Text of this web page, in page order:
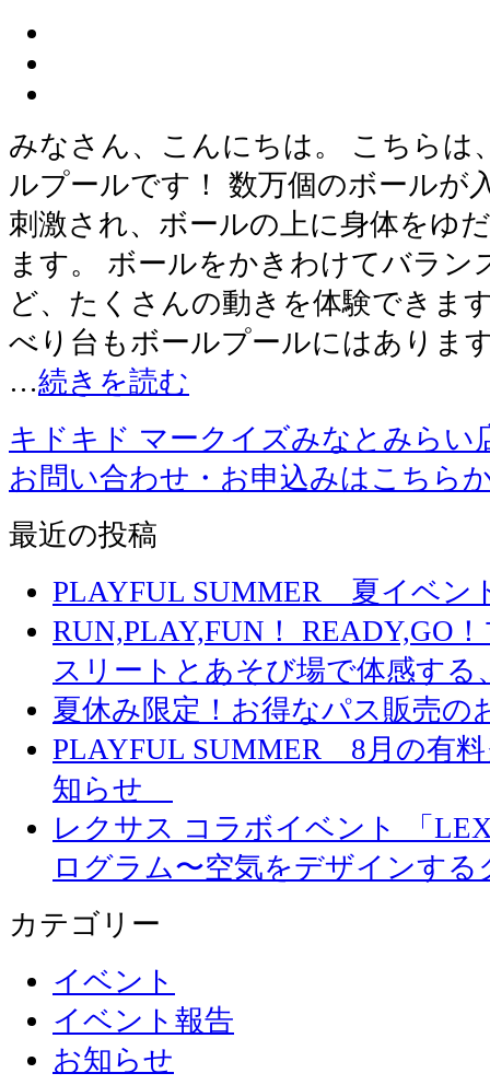
みなさん、こんにちは。 こちらは
ルプールです！ 数万個のボールが
刺激され、ボールの上に身体をゆ
ます。 ボールをかきわけてバラン
ど、たくさんの動きを体験できま
べり台もボールプールにはありま
…続きを読む
キドキド マークイズみなとみらい
お問い合わせ・お申込みはこちら
最近の投稿
PLAYFUL SUMMER 夏イベ
RUN,PLAY,FUN！ READY,GO
スリートとあそび場で体感する
夏休み限定！お得なパス販売の
PLAYFUL SUMMER 8月の有
知らせ
レクサス コラボイベント 「
ログラム〜空気をデザインす
カテゴリー
イベント
イベント報告
お知らせ